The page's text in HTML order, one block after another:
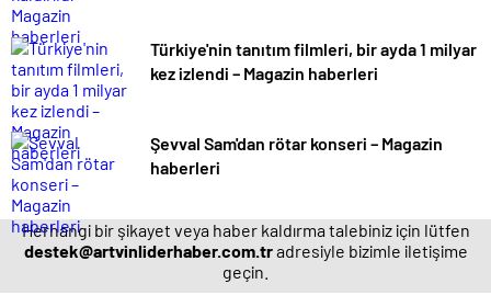
Türkiye'nin tanıtım filmleri, bir ayda 1 milyar
kez izlendi – Magazin haberleri
Şevval Sam'dan rötar konseri – Magazin
haberleri
Herhangi bir şikayet veya haber kaldırma talebiniz için lütfen
destek@artvinliderhaber.com.tradresiyle bizimle iletişime
geçin.